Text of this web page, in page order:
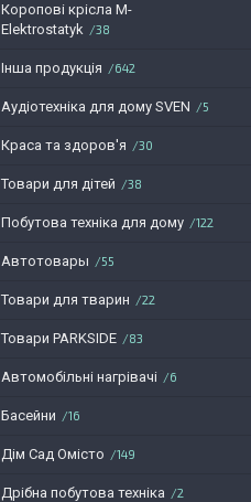
Коропові крісла M-
Elektrostatyk
38
Інша продукція 642
Аудіотехніка для дому SVEN 5
Краса та здоров'я 30
Товари для дітей 38
Побутова техніка для дому 122
Автотовары 55
Товари для тварин 22
Товари PARKSIDE 83
Автомобільні нагрівачі 6
Басейни 16
Дім Сад Омісто 149
Дрібна побутова техніка 2